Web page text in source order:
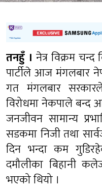
तनहुँ । नेत्र विक्रम
पार्टीले आज मंगलबार
गत मंगलबार
विरोधमा नेकपाले बन्द
जनजीवन सामान्य
सडकमा निजी तथा
दिन भन्दा कम
दमौलीका बिहानी
भएको थियो ।